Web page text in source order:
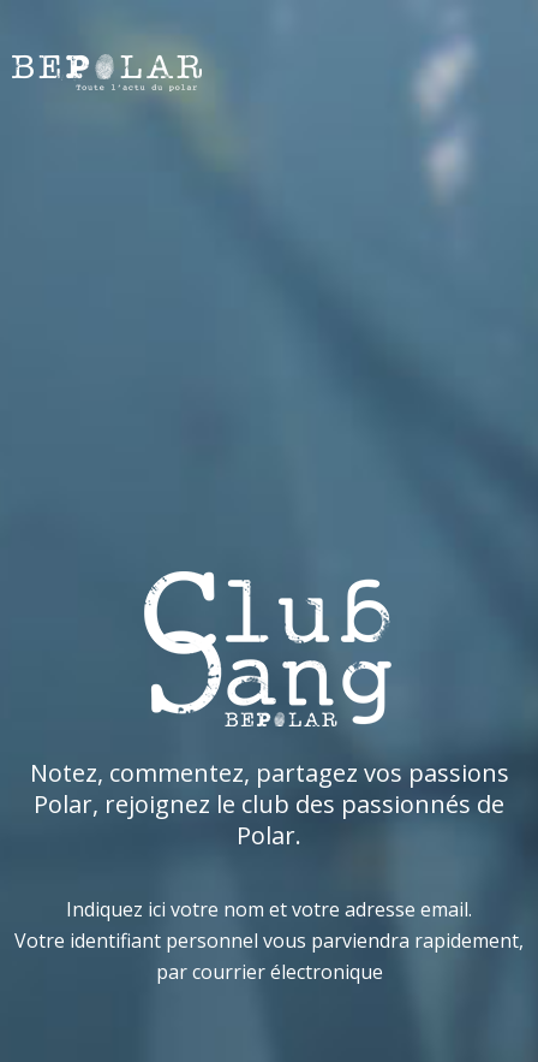
Notez, commentez, partagez vos passions
Polar, rejoignez le club des passionnés de
Polar.
Indiquez ici votre nom et votre adresse email.
Votre identifiant personnel vous parviendra rapidement,
par courrier électronique